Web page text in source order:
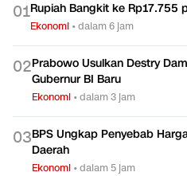
01Rupiah Bangkit ke Rp17.755
Ekonomi •dalam 6 jam
02Prabowo Usulkan Destry
Gubernur BI Baru
Ekonomi •dalam 3 jam
03BPS Ungkap Penyebab
Daerah
Ekonomi •dalam 5 jam